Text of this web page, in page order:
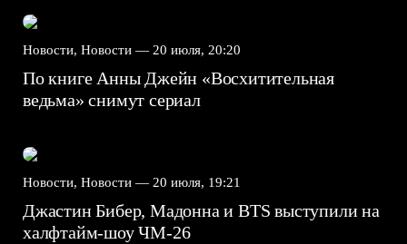
Новости, Новости — 20 июля, 20:20
По книге Анны Джейн «Восхитительная
ведьма» снимут сериал
Новости, Новости — 20 июля, 19:21
Джастин Бибер, Мадонна и BTS выступили на
халфтайм-шоу ЧМ-26